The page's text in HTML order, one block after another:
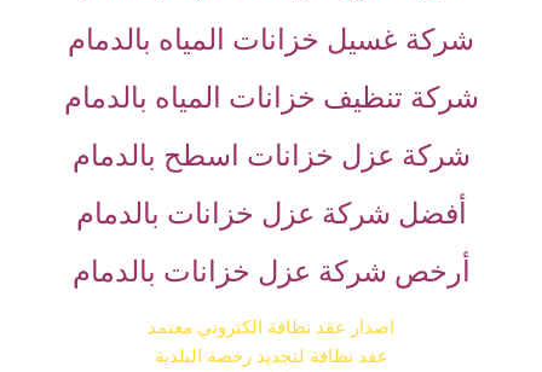
شركة غسيل خزانات المياه بالدمام
شركة تنظيف خزانات المياه بالدمام
شركة عزل خزانات اسطح بالدمام
أفضل شركة عزل خزانات بالدمام
أرخص شركة عزل خزانات بالدمام
اصدار عقد نظافة الكتروني معتمد
عقد نظافة لتجديد رخصة البلدية